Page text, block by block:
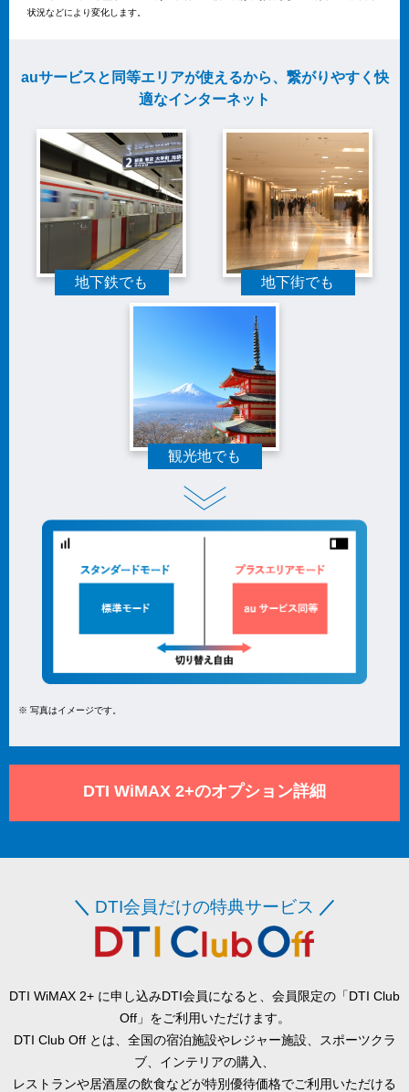
状況などにより変化します。
auサービスと同等エリアが使えるから、繋がりやすく快
適なインターネット
地下鉄でも 地下街でも
観光地でも
※ 写真はイメージです。
DTI WiMAX 2+のオプション詳細
＼ DTI会員だけの特典サービス ／
DTI WiMAX 2+ に申し込みDTI会員になると、会員限定の「DTI Club
Off」をご利用いただけます。
DTI Club Off とは、全国の宿泊施設やレジャー施設、スポーツクラ
ブ、インテリアの購入、
レストランや居酒屋の飲食などが特別優待価格でご利用いただける